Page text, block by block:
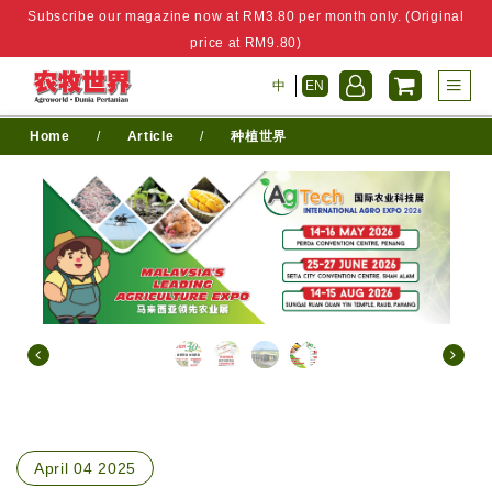
Subscribe our magazine now at RM3.80 per month only. (Original
price at RM9.80)
中 EN
Home / Article / 种植世界
April 04 2025